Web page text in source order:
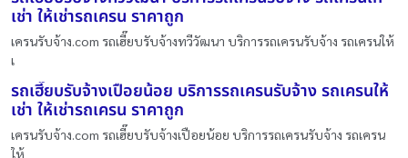
เช่า ให้เช่ารถเครน ราคาถูก
เครนรับจ้าง.com รถเฮี๊ยบรับจ้างทวีวัฒนา บริการรถเครนรับจ้าง รถเครนให้
เ
รถเฮี๊ยบรับจ้างเปือยน้อย บริการรถเครนรับจ้าง รถเครนให้
เช่า ให้เช่ารถเครน ราคาถูก
เครนรับจ้าง.com รถเฮี๊ยบรับจ้างเปือยน้อย บริการรถเครนรับจ้าง รถเครน
ให้